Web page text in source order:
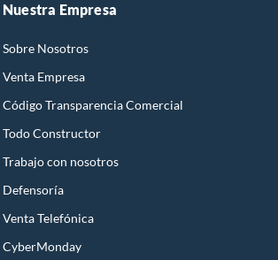
Nuestra Empresa
Sobre Nosotros
Venta Empresa
Código Transparencia Comercial
Todo Constructor
Trabajo con nosotros
Defensoría
Venta Telefónica
CyberMonday